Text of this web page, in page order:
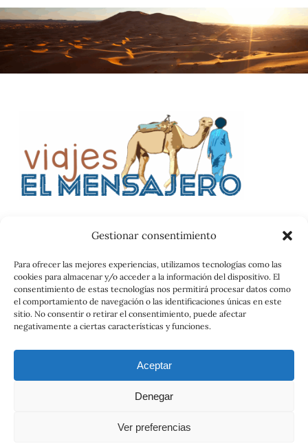
Gestionar consentimiento
Para ofrecer las mejores experiencias, utilizamos tecnologías como las
cookies para almacenar y/o acceder a la información del dispositivo. El
consentimiento de estas tecnologías nos permitirá procesar datos como
el comportamiento de navegación o las identificaciones únicas en este
sitio. No consentir o retirar el consentimiento, puede afectar
negativamente a ciertas características y funciones.
Aceptar
Denegar
Ver preferencias
Contrato
© 2026 Viajes el Mensajero. |maria@viajeselmensajero.com